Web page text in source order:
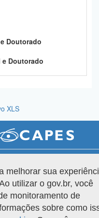
Doutorado
e Doutorado
XLS
Capes. Todos os direitos reservados.
melhorar sua
utilizar o gov.br, você
monitoramento de
sobre como